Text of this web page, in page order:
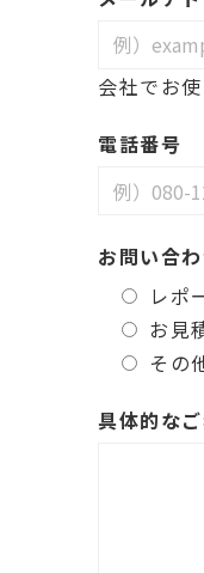
会社でお
電話番号
お問い合
レポ
お見
その
具体的な